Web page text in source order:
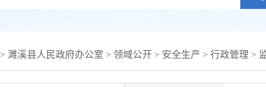
> 濉溪县人民政府办公室 > 领域公开 > 安全生产 > 行政管理 >